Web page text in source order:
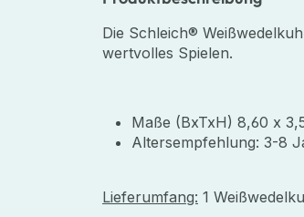
Die Schleich®
wertvolles Spielen.
Maße (BxTxH) 8,60 x
Altersempfehlung: 3-8
Lieferumfang: 1